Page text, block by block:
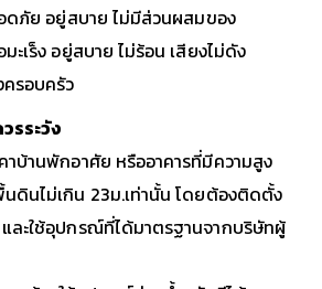
ดภัย อยู่สบาย ไม่มีส่วนผสมของ
ะเร็ง อยู่สบาย ไม่ร้อน เสียงไม่ดัง
รอบครัว
รระวัง
บ้านพักอาศัย หรืออาคารที่มีความสูง
ดินไม่เกิน 23ม.เท่านั้น โดยต้องติดตั้ง
ละใช้อุปกรณ์ที่ได้มาตรฐานจากบริษัทผู้